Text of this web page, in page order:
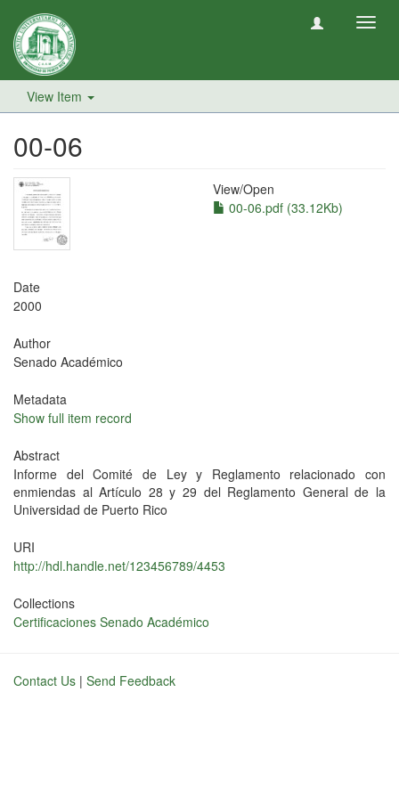
View Item
00-06
View/Open
00-06.pdf (33.12Kb)
Date
2000
Author
Senado Académico
Metadata
Show full item record
Abstract
Informe del Comité de Ley y Reglamento relacionado con
enmiendas al Artículo 28 y 29 del Reglamento General de la
Universidad de Puerto Rico
URI
http://hdl.handle.net/123456789/4453
Collections
Certificaciones Senado Académico
Contact Us | Send Feedback